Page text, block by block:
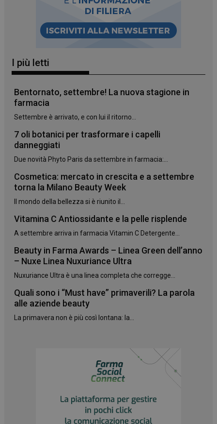
I più letti
Bentornato, settembre! La nuova stagione in
farmacia
Settembre è arrivato, e con lui il ritorno...
7 oli botanici per trasformare i capelli
danneggiati
Due novità Phyto Paris da settembre in farmacia:...
Cosmetica: mercato in crescita e a settembre
torna la Milano Beauty Week
Il mondo della bellezza si è riunito il...
Vitamina C Antiossidante e la pelle risplende
A settembre arriva in farmacia Vitamin C Detergente...
Beauty in Farma Awards – Linea Green dell’anno
– Nuxe Linea Nuxuriance Ultra
Nuxuriance Ultra è una linea completa che corregge...
Quali sono i “Must have” primaverili? La parola
alle aziende beauty
La primavera non è più così lontana: la...
_ga_YJ0035S3E9 .panoramacosmetico.it
www.panoramacosmetico.it
settimane